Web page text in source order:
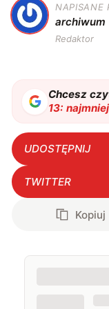
A NAPISANE
archiwum
Redaktor
Chcesz
13:
świata"?
UDOSTĘPNIJ
TWITTER
Kopiuj